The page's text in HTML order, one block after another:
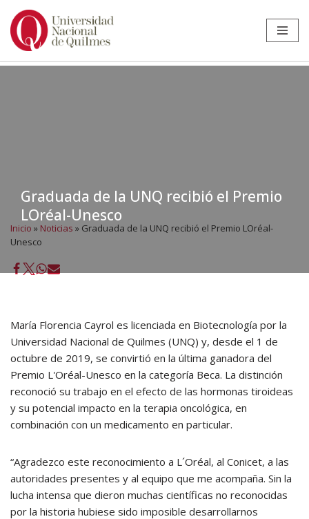
Ir
Graduada de la UNQ recibió el Premio
LOréal-Unesco
Inicio » Noticias » Graduada de la UNQ recibió el Premio LOréal-
Unesco
María Florencia Cayrol es licenciada en Biotecnología por la
Universidad Nacional de Quilmes (UNQ) y, desde el 1 de
octubre de 2019, se convirtió en la última ganadora del
Premio L'Oréal-Unesco en la categoría Beca. La distinción
reconoció su trabajo en el efecto de las hormonas tiroideas
y su potencial impacto en la terapia oncológica, en
combinación con un medicamento en particular.
“Agradezco este reconocimiento a L´Oréal, al Conicet, a las
autoridades presentes y al equipo que me acompaña. Sin la
lucha intensa que dieron muchas científicas no reconocidas
por la historia hubiese sido imposible desarrollarnos